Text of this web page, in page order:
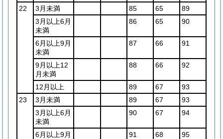
22
3月未満 85 65
89
3月以上6月
未満
86 65 90
6月以上9月
未満
87 66 91
9月以上12
月未満
88 66 92
12月以上 89 67
93
23
3月未満 89 67
93
3月以上6月
未満
90 67 94
6月以上9月
91 68 95